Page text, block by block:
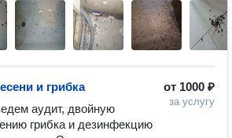
от 1000 ₽
за услугу
и грибка
аудит, двойную
грибка и дезинфекцию